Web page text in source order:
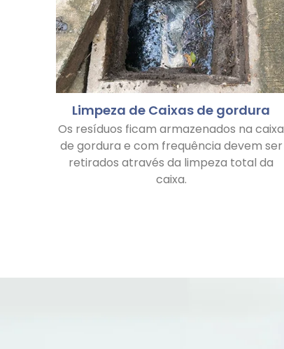
Limpeza de Caixas de gordura
Os resíduos ficam armazenados na caixa
de gordura e com frequência devem ser
retirados através da limpeza total da
caixa.